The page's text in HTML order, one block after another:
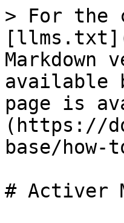
> For the
Markdown
available
page is
(https://
base/
# Activer